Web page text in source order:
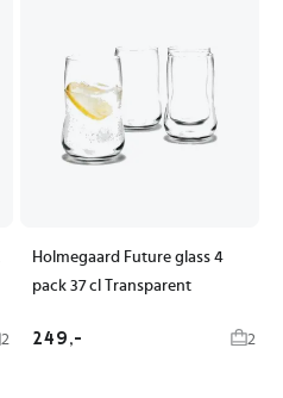
2
Holmegaard Future glass 4
pack 37 cl Transparent
249,- 2